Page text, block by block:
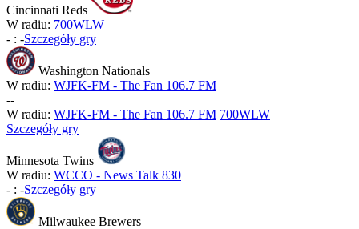
Cincinnati Reds
W radiu: 700WLW
- : -Szczegóły gry
Washington Nationals
W radiu: WJFK-FM - The Fan 106.7 FM
--
W radiu: WJFK-FM - The Fan 106.7 FM 700WLW
Szczegóły gry
Minnesota Twins
W radiu: WCCO - News Talk 830
- : -Szczegóły gry
Milwaukee Brewers